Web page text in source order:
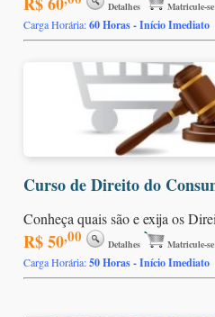
Detalhes Matricule-se
Carga Horária:60 Horas - Início Imediato
Curso de Direito do
Conheça quais são e exija os
R$ 50,00 Detalhes Matricule-se
Carga Horária:50 Horas - Início Imediato